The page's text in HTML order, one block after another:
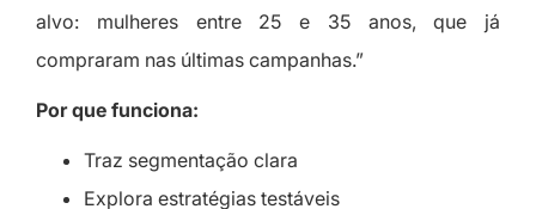
alvo: mulheres entre 25 e 35 anos, que já
compraram nas últimas campanhas.”
Por que funciona:
Traz segmentação clara
Explora estratégias testáveis